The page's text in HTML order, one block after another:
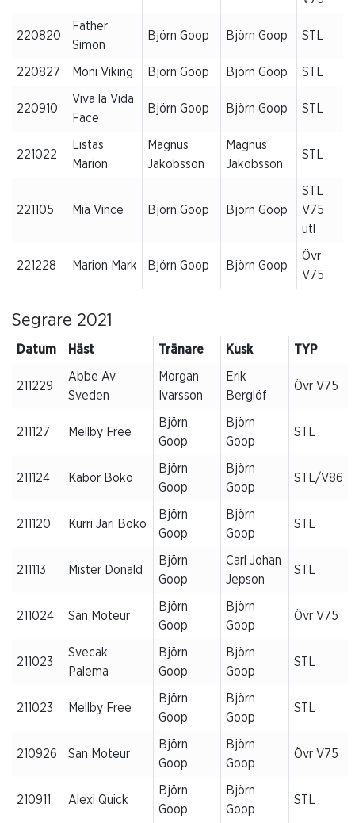
220820
Father
Simon
Björn Goop Björn Goop STL
220827 Moni Viking Björn Goop Björn Goop STL
220910
Viva la Vida
Face
Björn Goop Björn Goop STL
221022
Listas
Marion
Magnus
Jakobsson
Magnus
Jakobsson
STL
221105 Mia Vince Björn Goop Björn Goop
STL
V75
utl
221228 Marion Mark Björn Goop Björn Goop
Övr
V75
Segrare 2021
Datum Häst Tränare Kusk TYP
211229
Abbe Av
Sveden
Morgan
Ivarsson
Erik
Berglöf
Övr V75
211127 Mellby Free
Björn
Goop
Björn
Goop
STL
211124 Kabor Boko
Björn
Goop
Björn
Goop
STL/V86
211120 Kurri Jari Boko
Björn
Goop
Björn
Goop
STL
211113 Mister Donald
Björn
Goop
Carl Johan
Jepson
STL
211024 San Moteur
Björn
Goop
Björn
Goop
Övr V75
211023
Svecak
Palema
Björn
Goop
Björn
Goop
STL
211023 Mellby Free
Björn
Goop
Björn
Goop
STL
210926 San Moteur
Björn
Goop
Björn
Goop
Övr V75
210911 Alexi Quick
Björn
Goop
Björn
Goop
STL